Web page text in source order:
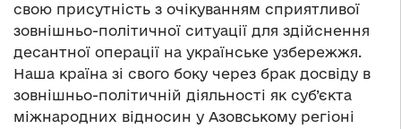
свою присутність з очікуванням сприятливої
зовнішньо-політичної ситуації для здійснення
десантної операції на українське узбережжя.
Наша країна зі свого боку через брак досвіду в
зовнішньо-політичній діяльності як суб’єкта
міжнародних відносин у Азовському регіоні